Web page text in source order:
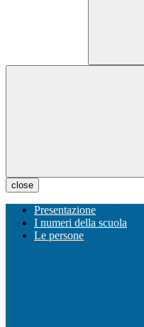
close
Presentazione
I numeri della scuola
Le persone